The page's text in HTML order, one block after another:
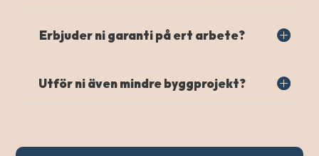
Erbjuder ni garanti på ert arbete?
Utför ni även mindre byggprojekt?